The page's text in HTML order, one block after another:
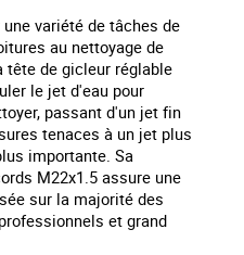
variété de tâches de
au nettoyage de
tête de gicleur réglable
le jet d'eau pour
passant d'un jet fin
tenaces à un jet plus
importante. Sa
M22x1.5 assure une
sur la majorité des
et grand